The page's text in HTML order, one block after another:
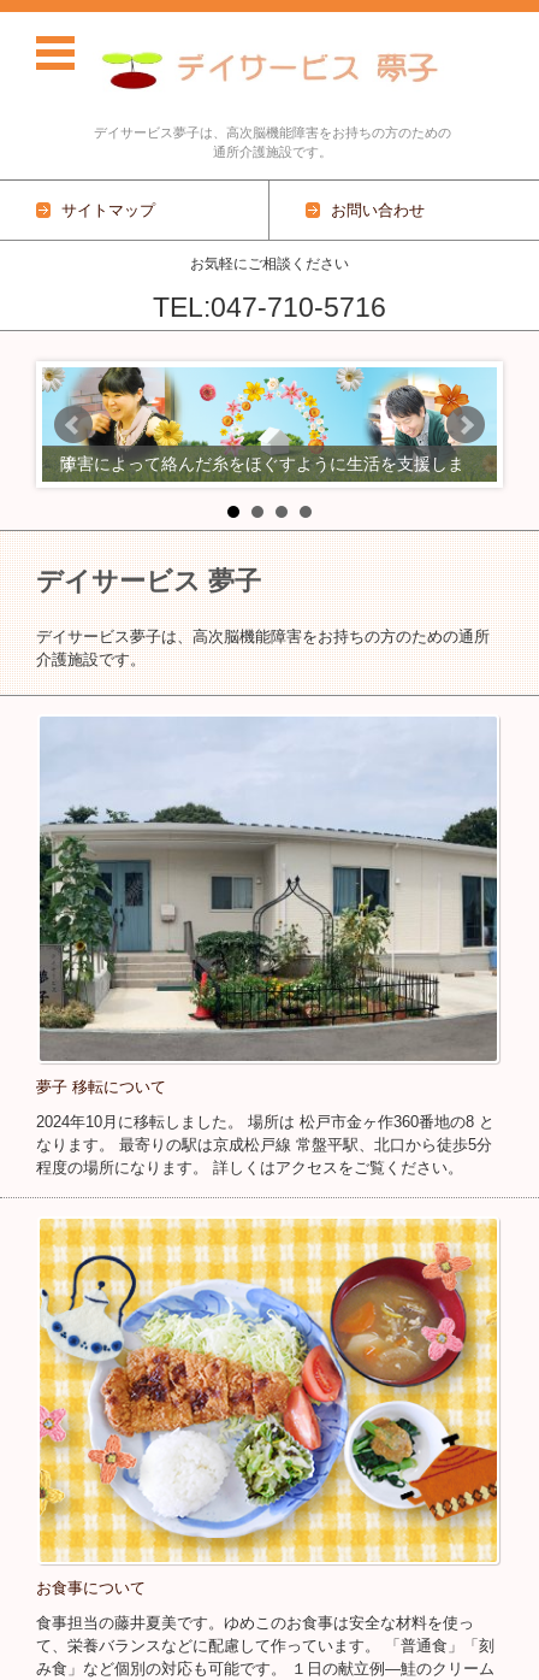
デイサービス夢子は、高次脳機能障害をお持ちの方のための
通所介護施設です。
サイトマップ お問い合わせ
お気軽にご相談ください
TEL:047-710-5716
コンテンツに移動
障害によって絡んだ糸をほぐすように生活を支援します
デイサービス 夢子
デイサービス夢子は、高次脳機能障害をお持ちの方のための通所
介護施設です。
夢子 移転について
2024年10月に移転しました。 場所は 松戸市金ヶ作360番地の8 と
なります。 最寄りの駅は京成松戸線 常盤平駅、北口から徒歩5分
程度の場所になります。 詳しくはアクセスをご覧ください。
お食事について
食事担当の藤井夏美です。ゆめこのお食事は安全な材料を使っ
て、栄養バランスなどに配慮して作っています。 「普通食」「刻
み食」など個別の対応も可能です。 １日の献立例―鮭のクリーム